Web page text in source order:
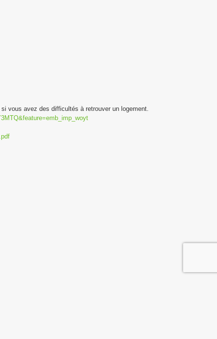
vous avez des difficultés à retrouver un logement.